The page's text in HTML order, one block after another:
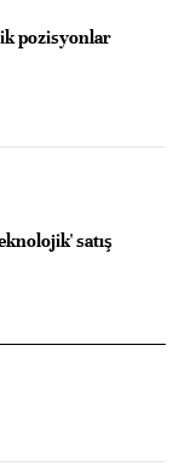
pozisyonlar
satış